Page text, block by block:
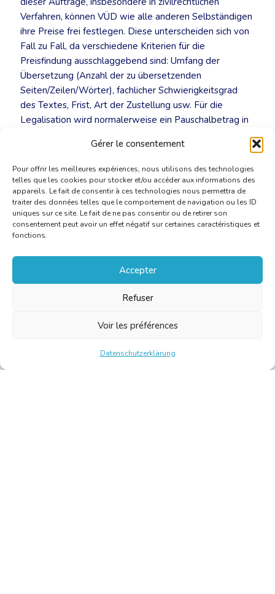
Gérer le consentement
Pour offrir les meilleures expériences, nous utilisons des technologies
telles que les cookies pour stocker et/ou accéder aux informations des
appareils. Le fait de consentir à ces technologies nous permettra de
traiter des données telles que le comportement de navigation ou les ID
uniques sur ce site. Le fait de ne pas consentir ou de retirer son
consentement peut avoir un effet négatif sur certaines caractéristiques et
fonctions.
Accepter
Refuser
Voir les préférences
Datenschutzerklärung
Verfahren, können VÜD wie alle anderen Selbständigen
ihre Preise frei festlegen. Diese unterscheiden sich von
Fall zu Fall, da verschiedene Kriterien für die
Preisfindung ausschlaggebend sind: Umfang der
Übersetzung (Anzahl der zu übersetzenden
Seiten/Zeilen/Wörter), fachlicher Schwierigkeitsgrad
des Textes, Frist, Art der Zustellung usw. Für die
Legalisation wird normalerweise ein Pauschalbetrag in
Dokumente, die für das Ausland bestimmt sind.